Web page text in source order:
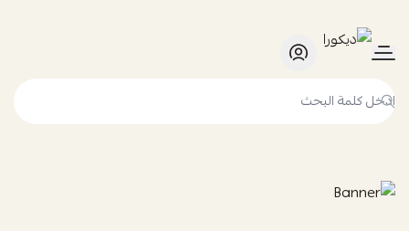
ديكورا